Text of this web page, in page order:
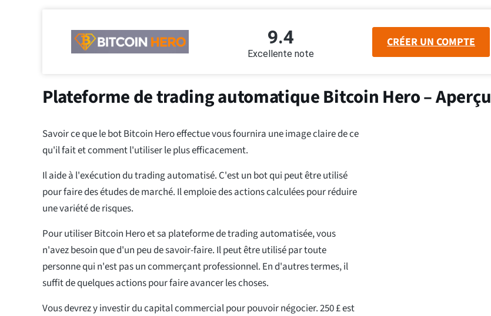
9.4
Excellente note
CRÉER UN COMPTE
Plateforme de trading automatique Bitcoin Hero – Aperçu
Savoir ce que le bot Bitcoin Hero effectue vous fournira une image claire de ce
qu'il fait et comment l'utiliser le plus efficacement.
Il aide à l'exécution du trading automatisé. C'est un bot qui peut être utilisé
pour faire des études de marché. Il emploie des actions calculées pour réduire
une variété de risques.
Pour utiliser Bitcoin Hero et sa plateforme de trading automatisée, vous
n'avez besoin que d'un peu de savoir-faire. Il peut être utilisé par toute
personne qui n'est pas un commerçant professionnel. En d'autres termes, il
suffit de quelques actions pour faire avancer les choses.
Vous devrez y investir du capital commercial pour pouvoir négocier. 250 £ est